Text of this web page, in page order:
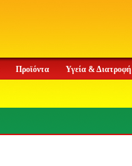
Προϊόντα Υγεία & Διατροφή